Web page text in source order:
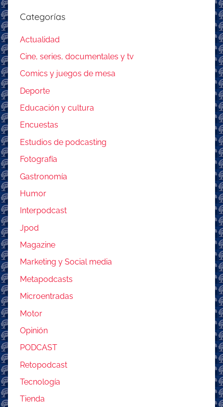
Categorías
Actualidad
Cine, series, documentales y tv
Comics y juegos de mesa
Deporte
Educación y cultura
Encuestas
Estudios de podcasting
Fotografía
Gastronomía
Humor
Interpodcast
Jpod
Magazine
Marketing y Social media
Metapodcasts
Microentradas
Motor
Opinión
PODCAST
Retopodcast
Tecnología
Tienda